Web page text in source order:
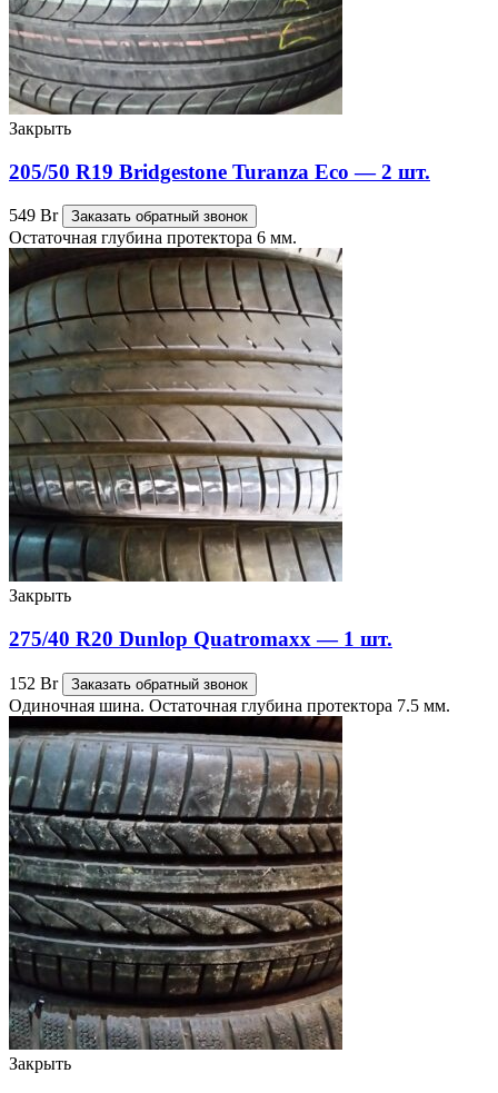
Закрыть
205/50 R19 Bridgestone Turanza Eco — 2 шт.
549 Br Заказать обратный звонок
Остаточная глубина протектора 6 мм.
Закрыть
275/40 R20 Dunlop Quatromaxx — 1 шт.
152 Br Заказать обратный звонок
Одиночная шина. Остаточная глубина протектора 7.5 мм.
Закрыть